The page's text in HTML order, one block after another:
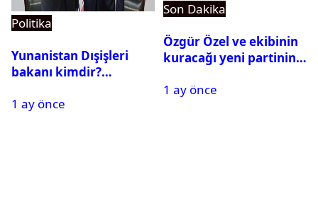
Politika
Yunanistan Dışişleri
bakanı kimdir?
kariyeri ve hayatı,
1 ay önce
Son Dakika
Özgür Özel ve ekibinin
kuracağı yeni partinin
1 ay önce